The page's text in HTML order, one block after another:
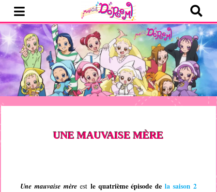
UNE MAUVAISE MÈRE
Une mauvaise mèreest le quatrième épisode dela saison 2